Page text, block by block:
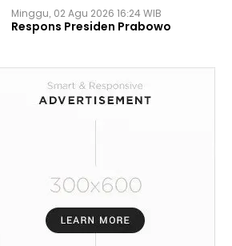
Minggu, 02 Agu 2026 16:24 WIB
Respons Presiden Prabowo